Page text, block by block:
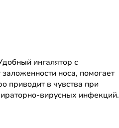
ингалятор с
носа, помогает
приводит в чувства при
вирусных инфекций.